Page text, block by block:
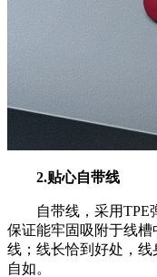
2.贴心自带线
自带线，采用
保证能牢固吸附于线
线；线长恰到好处，
自如。